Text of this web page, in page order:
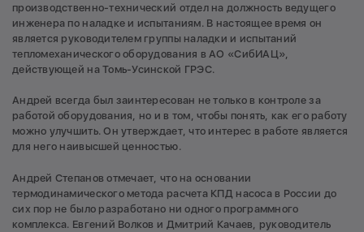
производственно-технический отдел на должность ведущего
инженера по наладке и испытаниям. В настоящее время он
является руководителем группы наладки и испытаний
тепломеханического оборудования в АО «СибИАЦ»,
действующей на Томь-Усинской ГРЭС.
Андрей всегда был заинтересован не только в контроле за
работой оборудования, но и в том, чтобы понять, как его работу
можно улучшить. Он утверждает, что интерес в работе является
для него наивысшей ценностью.
Андрей Степанов отмечает, что на основании
термодинамического метода расчета КПД насоса в России до
сих пор не было разработано ни одного программного
комплекса. Евгений Волков и Дмитрий Качаев, руководитель